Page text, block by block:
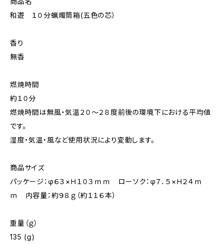
和遊 １０分蝋燭筒箱(五色の芯）
香り
無香
燃焼時間
約１０分
燃焼時間は無風・気温２０～２８度前後の環境下における平均値
です。
湿度・気温・風など使用状況により変動します。
商品サイズ
パッケージ：φ６３×Ｈ１０３ｍｍ ローソク：φ７．５×Ｈ２４ｍ
ｍ 内容量：約９８ｇ（約１１６本）
重量（ｇ）
135 (g)